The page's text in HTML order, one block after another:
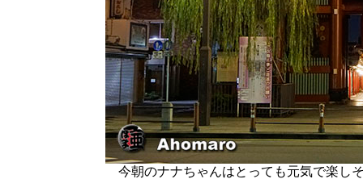
今朝のナナちゃんはとっても元気で楽し